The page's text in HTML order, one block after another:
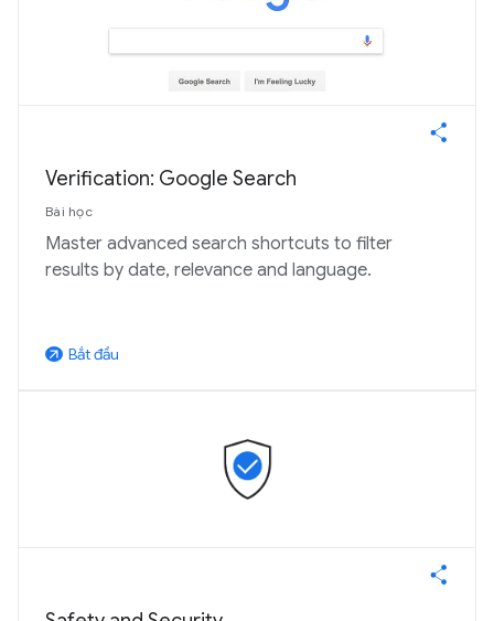
Verification: Google Search
Bài học
Master advanced search shortcuts to filter
results by date, relevance and language.
arrow_outward Bắt đầu